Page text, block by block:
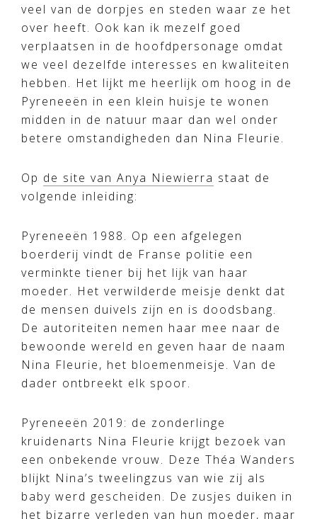
veel van de dorpjes en steden waar ze het
over heeft. Ook kan ik mezelf goed
verplaatsen in de hoofdpersonage omdat
we veel dezelfde interesses en kwaliteiten
hebben. Het lijkt me heerlijk om hoog in de
Pyreneeën in een klein huisje te wonen
midden in de natuur maar dan wel onder
betere omstandigheden dan Nina Fleurie.
Op de site van Anya Niewierra staat de
volgende inleiding:
Pyreneeën 1988. Op een afgelegen
boerderij vindt de Franse politie een
verminkte tiener bij het lijk van haar
moeder. Het verwilderde meisje denkt dat
de mensen duivels zijn en is doodsbang.
De autoriteiten nemen haar mee naar de
bewoonde wereld en geven haar de naam
Nina Fleurie, het bloemenmeisje. Van de
dader ontbreekt elk spoor.
Pyreneeën 2019: de zonderlinge
kruidenarts Nina Fleurie krijgt bezoek van
een onbekende vrouw. Deze Théa Wanders
blijkt Nina’s tweelingzus van wie zij als
baby werd gescheiden. De zusjes duiken in
het bizarre verleden van hun moeder, maar